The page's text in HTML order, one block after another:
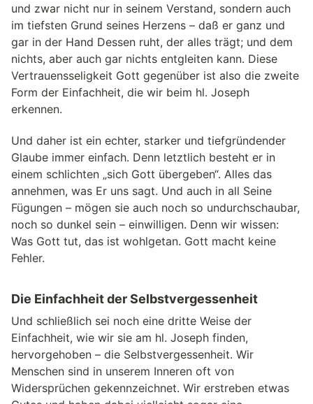
und zwar nicht nur in seinem Verstand, sondern auch
im tiefsten Grund seines Herzens – daß er ganz und
gar in der Hand Dessen ruht, der alles trägt; und dem
nichts, aber auch gar nichts entgleiten kann. Diese
Vertrauensseligkeit Gott gegenüber ist also die zweite
Form der Einfachheit, die wir beim hl. Joseph
erkennen.
Und daher ist ein echter, starker und tiefgründender
Glaube immer einfach. Denn letztlich besteht er in
einem schlichten „sich Gott übergeben“. Alles das
annehmen, was Er uns sagt. Und auch in all Seine
Fügungen – mögen sie auch noch so undurchschaubar,
noch so dunkel sein – einwilligen. Denn wir wissen:
Was Gott tut, das ist wohlgetan. Gott macht keine
Fehler.
Die Einfachheit der Selbstvergessenheit
Und schließlich sei noch eine dritte Weise der
Einfachheit, wie wir sie am hl. Joseph finden,
hervorgehoben – die Selbstvergessenheit. Wir
Menschen sind in unserem Inneren oft von
Widersprüchen gekennzeichnet. Wir erstreben etwas